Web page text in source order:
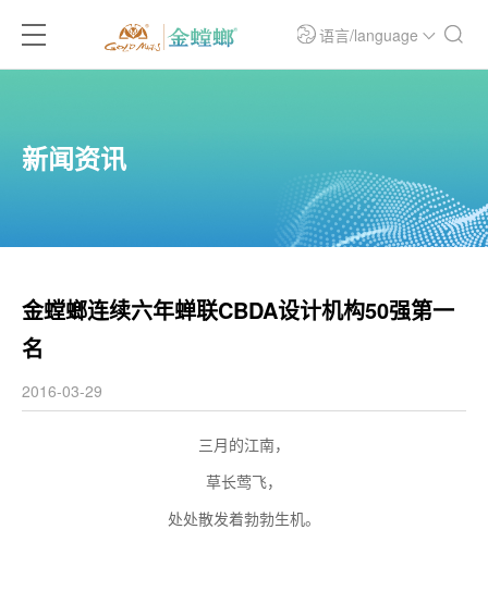
语言/language
新闻资讯
金螳螂连续六年蝉联CBDA设计机构50强第一
名
2016-03-29
三月的江南，
草长莺飞，
处处散发着勃勃生机。